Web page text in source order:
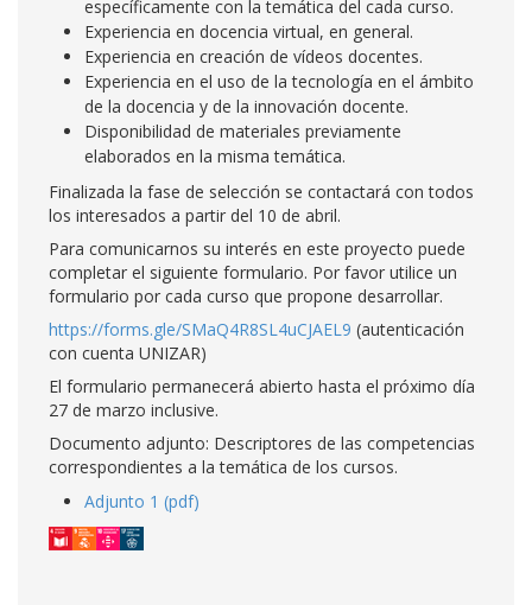
específicamente con la temática del cada curso.
Experiencia en docencia virtual, en general.
Experiencia en creación de vídeos docentes.
Experiencia en el uso de la tecnología en el ámbito
de la docencia y de la innovación docente.
Disponibilidad de materiales previamente
elaborados en la misma temática.
Finalizada la fase de selección se contactará con todos
los interesados a partir del 10 de abril.
Para comunicarnos su interés en este proyecto puede
completar el siguiente formulario. Por favor utilice un
formulario por cada curso que propone desarrollar.
https://forms.gle/SMaQ4R8SL4uCJAEL9 (autenticación
con cuenta UNIZAR)
El formulario permanecerá abierto hasta el próximo día
27 de marzo inclusive.
Documento adjunto: Descriptores de las competencias
correspondientes a la temática de los cursos.
Adjunto 1 (pdf)